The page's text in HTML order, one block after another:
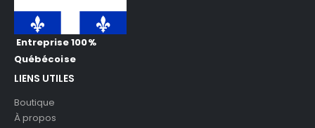
Entreprise 100%
Québécoise
LIENS UTILES
Boutique
À propos